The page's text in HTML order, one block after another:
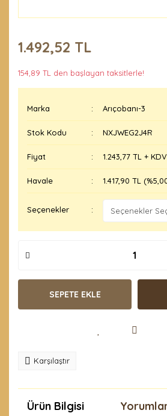
1.492,52 TL
154,89 TL den başlayan taksitlerle!
Marka Arıçobanı-3
Stok Kodu NXJWEG2J4R
Fiyat 1.243,77 TL + KDV
Havale 1.417,90 TL
Seçenekler
SEPETE EKLE
Karşılaştır
Ürün Bilgisi